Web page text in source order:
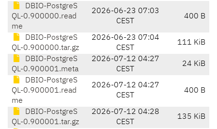
DBIO-PostgreS
QL-0.900000.read
me
2026-06-23 07:03
CEST
400 B
DBIO-PostgreS
QL-0.900000.tar.gz
2026-06-23 07:04
CEST
111 KiB
DBIO-PostgreS
QL-0.900001.meta
2026-07-12 04:27
CEST
24 KiB
DBIO-PostgreS
QL-0.900001.read
me
2026-07-12 04:27
CEST
400 B
DBIO-PostgreS
QL-0.900001.tar.gz
2026-07-12 04:28
CEST
135 KiB